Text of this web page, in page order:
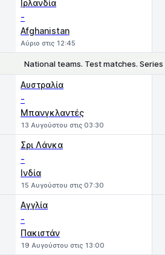
Ιρλανδία
-
Afghanistan
Αύριο στις 12:45
National teams. Test matches. Series
Αυστραλία
-
Μπανγκλαντές
13 Αυγούστου στις 03:30
Σρι Λάνκα
-
Ινδία
15 Αυγούστου στις 07:30
Αγγλία
-
Πακιστάν
19 Αυγούστου στις 13:00